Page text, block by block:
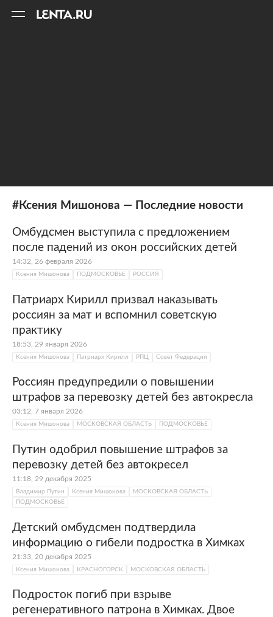
#Ксения Мишонова — Последние новости
Омбудсмен выступила с предложением
после падений из окон российских детей
14:32, 26 февраля 2026
Ксения Мишонова ПОДМОСКОВЬЕ РОССИЯ
Патриарх Кирилл призвал наказывать
россиян за мат и вспомнил советскую
практику
18:53, 29 января 2026
Ксения Мишонова Патриарх Кирилл РПЦ Совет Федерации
Россиян предупредили о повышении
штрафов за перевозку детей без автокресла
03:12, 7 января 2026
Ксения Мишонова МОСКОВСКАЯ ОБЛАСТЬ ПОДМОСКОВЬЕ
Путин одобрил повышение штрафов за
перевозку детей без автокресел
11:18, 29 декабря 2025
Владимир Путин Ксения Мишонова
МОСКОВСКАЯ ОБЛАСТЬ
ПОДМОСКОВЬЕ
Детский омбудсмен подтвердила
информацию о гибели подростка в Химках
21:33, 20 декабря 2025
Ксения Мишонова КРАСНОГОРСК МОСКОВСКАЯ ОБЛАСТЬ
Подросток погиб при взрыве
регенеративного патрона в Химках. Двое